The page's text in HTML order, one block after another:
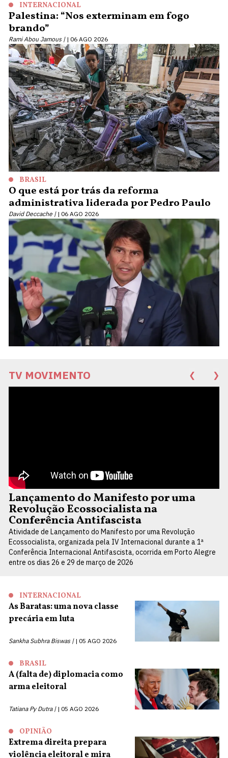
INTERNACIONAL
Palestina: “Nos exterminam em fogo
brando”
Rami Abou Jamous | 06 AGO 2026
BRASIL
O que está por trás da reforma
administrativa liderada por Pedro Paulo
David Deccache | 06 AGO 2026
TV MOVIMENTO ❮ ❯
Lançamento do Manifesto por uma
Revolução Ecossocialista na
Conferência Antifascista
Atividade de Lançamento do Manifesto por uma Revolução
Ecossocialista, organizada pela IV Internacional durante a 1ª
Conferência Internacional Antifascista, ocorrida em Porto Alegre
entre os dias 26 e 29 de março de 2026
INTERNACIONAL
As Baratas: uma nova classe
precária em luta
Sankha Subhra Biswas | 05 AGO 2026
BRASIL
A (falta de) diplomacia como
arma eleitoral
Tatiana Py Dutra | 05 AGO 2026
OPINIÃO
Extrema direita prepara
violência eleitoral e mira